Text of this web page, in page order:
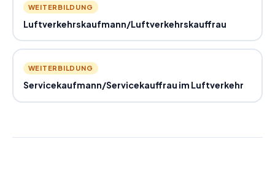
WEITERBILDUNG
Luftverkehrskaufmann/Luftverkehrskauffrau
WEITERBILDUNG
Servicekaufmann/Servicekauffrau im Luftverkehr